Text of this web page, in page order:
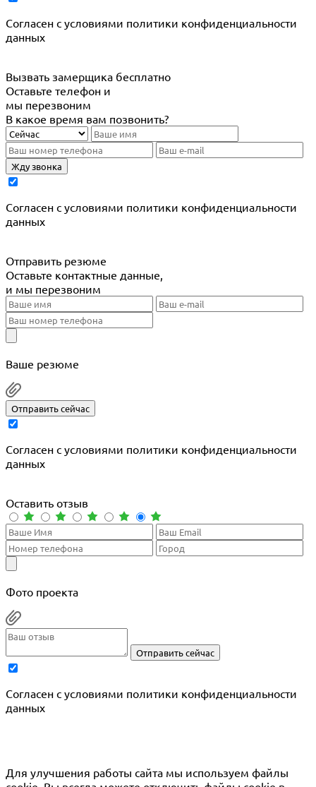
Cогласен с условиями политики конфиденциальности
данных
Вызвать замерщика бесплатно
Оставьте телефон и
мы перезвоним
В какое время вам позвонить?
Жду звонка
Cогласен с условиями политики конфиденциальности
данных
Отправить резюме
Оставьте контактные данные,
и мы перезвоним
Ваше резюме
Отправить сейчас
Cогласен с условиями политики конфиденциальности
данных
Оставить отзыв
Фото проекта
Отправить сейчас
Cогласен с условиями политики конфиденциальности
данных
Для улучшения работы сайта мы используем файлы